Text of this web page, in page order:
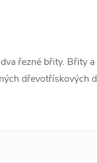
řezné břity. Břity
dřevotřískových